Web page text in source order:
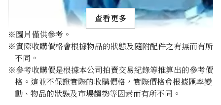
Aquamarine ring 29.87 ct
參考回收價
查看更多
※圖片僅供參考。
※實際收購價格會根據物品的狀態及隨附配件之有無而有所
不同。
※參考收購價是根據本公司拍賣交易紀錄等推算出的參考價
格。這並不保證實際的收購價格，實際價格會根據匯率變
動、物品的狀態及市場趨勢等因素而有所不同。